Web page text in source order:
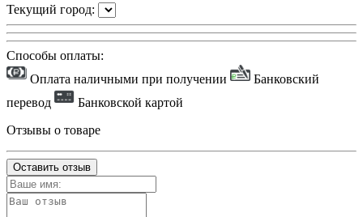
Текущий город:
Способы оплаты:
Оплата наличными при получении
Банковский
перевод
Банковской картой
Отзывы о товаре
Оставить отзыв